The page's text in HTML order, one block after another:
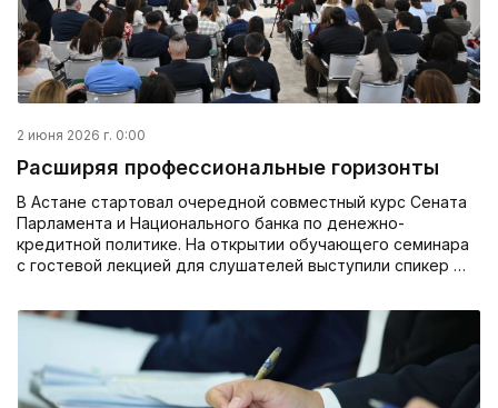
2 июня 2026 г. 0:00
Расширяя профессиональные горизонты
В Астане стартовал очередной совместный курс Сената
Парламента и Национального банка по денежно-
кредитной политике. На открытии обучающего семинара
с гостевой лекцией для слушателей выступили спикер …